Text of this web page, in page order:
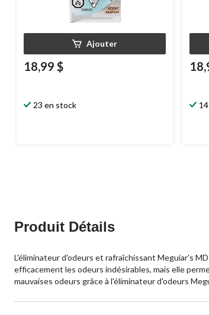
Ajouter
18,99 $
23 en stock
Produit Détails
L'éliminateur d'odeurs et rafraîchissant Meguiar's
efficacement les odeurs indésirables, mais elle
mauvaises odeurs grâce à l'éliminateur d'odeurs